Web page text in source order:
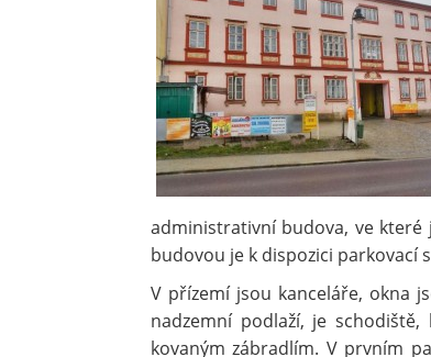
administrativní budova, ve které
budovou je k dispozici parkovací
V přízemí jsou kanceláře, okna
nadzemní podlaží, je
kovaným zábradlím. V prvním